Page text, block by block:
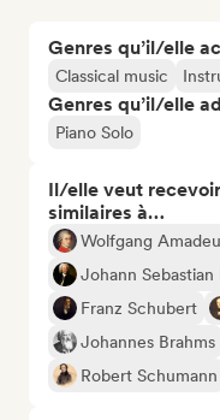
Genres qu’il/elle
Classical music
Genres qu’il/elle
Piano Solo
Il/elle veut
similaires à…
Wolfgang
Johann Sebastian
Franz Schubert
Johannes Brahms
Robert Schumann